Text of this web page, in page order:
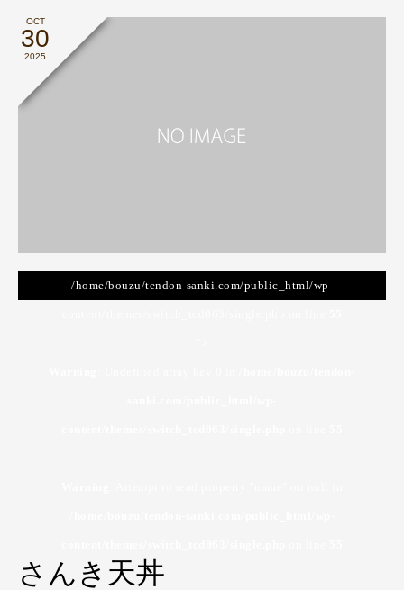
OCT
30
2025
/home/bouzu/tendon-sanki.com/public_html/wp-
さんき天丼